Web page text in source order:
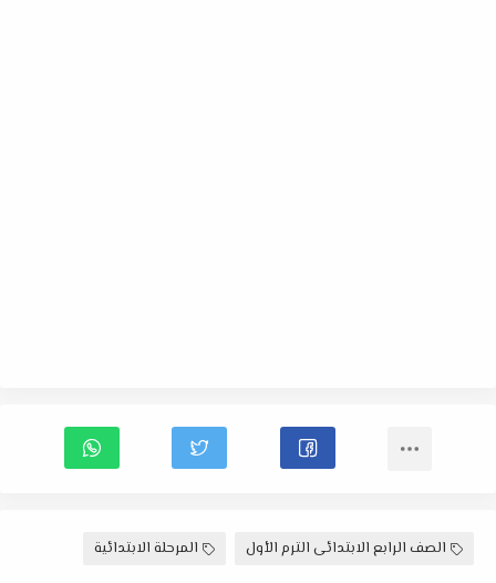
الصف الرابع الابتدائى الترم الأول المرحلة الابتدائية